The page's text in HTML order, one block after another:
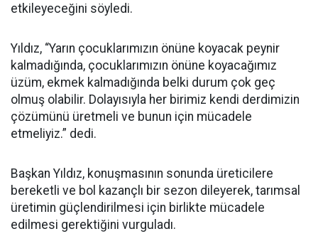
etkileyeceğini söyledi.
Yıldız, “Yarın çocuklarımızın önüne koyacak peynir
kalmadığında, çocuklarımızın önüne koyacağımız
üzüm, ekmek kalmadığında belki durum çok geç
olmuş olabilir. Dolayısıyla her birimiz kendi derdimizin
çözümünü üretmeli ve bunun için mücadele
etmeliyiz.” dedi.
Başkan Yıldız, konuşmasının sonunda üreticilere
bereketli ve bol kazançlı bir sezon dileyerek, tarımsal
üretimin güçlendirilmesi için birlikte mücadele
edilmesi gerektiğini vurguladı.